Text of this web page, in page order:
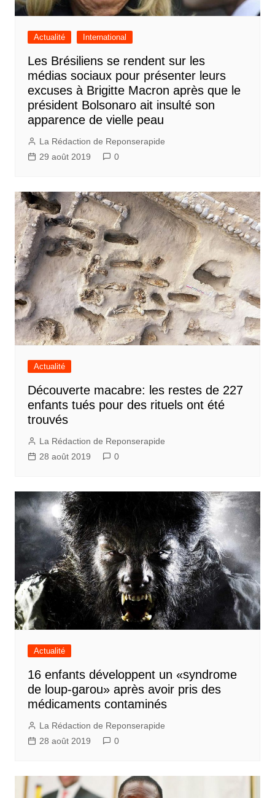
Actualité International
Les Brésiliens se rendent sur les
médias sociaux pour présenter leurs
excuses à Brigitte Macron après que le
président Bolsonaro ait insulté son
apparence de vielle peau
La Rédaction de Reponserapide
29 août 2019
0
Actualité
Découverte macabre: les restes de 227
enfants tués pour des rituels ont été
trouvés
La Rédaction de Reponserapide
28 août 2019
0
Actualité
16 enfants développent un «syndrome
de loup-garou» après avoir pris des
médicaments contaminés
La Rédaction de Reponserapide
28 août 2019
0